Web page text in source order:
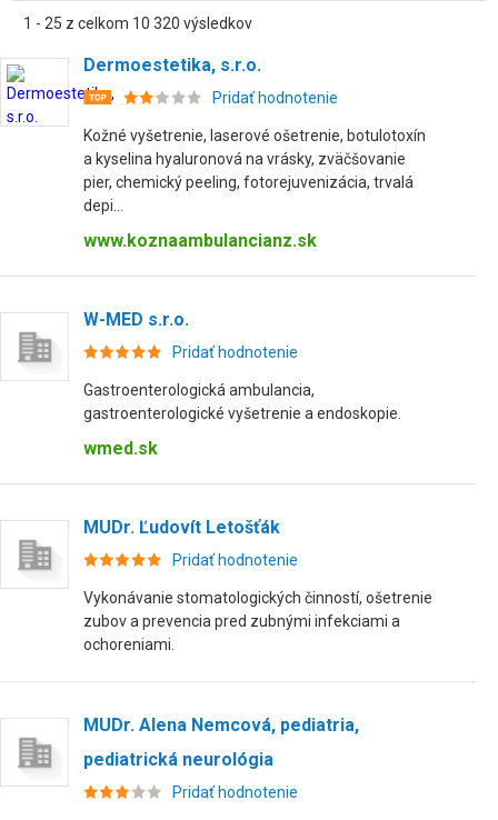
1 - 25 z celkom 10 320 výsledkov
Dermoestetika, s.r.o.
Pridať hodnotenie
Kožné vyšetrenie, laserové ošetrenie, botulotoxín
a kyselina hyaluronová na vrásky, zväčšovanie
pier, chemický peeling, fotorejuvenizácia, trvalá
depi...
www.koznaambulancianz.sk
W-MED s.r.o.
Pridať hodnotenie
Gastroenterologická ambulancia,
gastroenterologické vyšetrenie a endoskopie.
wmed.sk
MUDr. Ľudovít Letošťák
Pridať hodnotenie
Vykonávanie stomatologických činností, ošetrenie
zubov a prevencia pred zubnými infekciami a
ochoreniami.
MUDr. Alena Nemcová, pediatria,
pediatrická neurológia
Pridať hodnotenie